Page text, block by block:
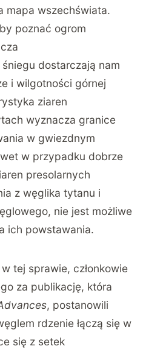
mapa wszechświata.
poznać ogrom
śniegu dostarczają nam
i wilgotności górnej
ziaren
wyznacza granice
w gwiezdnym
w przypadku dobrze
presolarnych
z węglika tytanu i
nie jest możliwe
ich powstawania.
tej sprawie, członkowie
za publikację, która
, postanowili
rdzenie łączą się w
się z setek